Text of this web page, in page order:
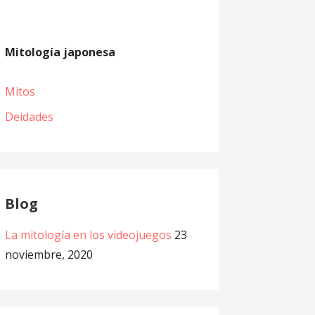
Mitología japonesa
Mitos
Deidades
Blog
La mitología en los videojuegos 23
noviembre, 2020